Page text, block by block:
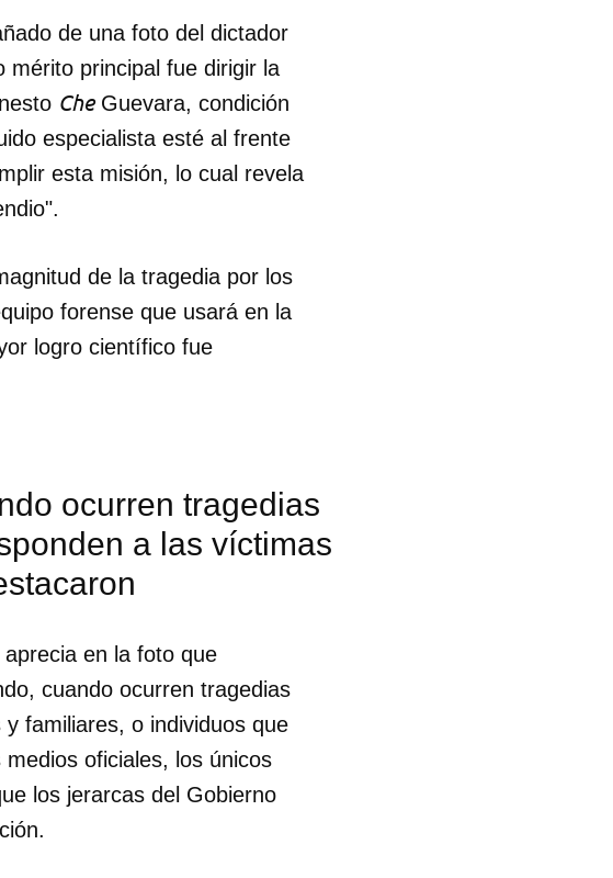
sesión con tu
de una foto del dictador
mérito principal fue dirigir la
CheGuevara, condición
especialista esté al frente
esta misión, lo cual revela
de la tragedia por los
forense que usará en la
logro científico fue
ocurren tragedias
a las víctimas
en la foto que
cuando ocurren tragedias
familiares, o individuos que
oficiales, los únicos
los jerarcas del Gobierno